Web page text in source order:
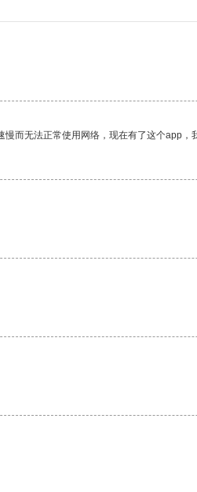
而无法正常使用网络，现在有了这个app，